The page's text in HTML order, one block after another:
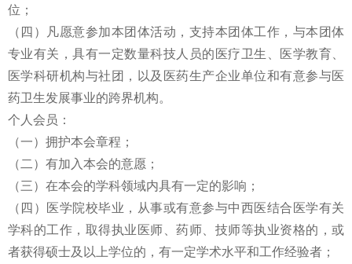
位；
（四）凡愿意参加本团体活动，支持本团体工作，与本团体
专业有关，具有一定数量科技人员的医疗卫生、医学教育、
医学科研机构与社团，以及医药生产企业单位和有意参与医
药卫生发展事业的跨界机构。
个人会员：
（一）拥护本会章程；
（二）有加入本会的意愿；
（三）在本会的学科领域内具有一定的影响；
（四）医学院校毕业，从事或有意参与中西医结合医学有关
学科的工作，取得执业医师、药师、技师等执业资格的，或
者获得硕士及以上学位的，有一定学术水平和工作经验者；